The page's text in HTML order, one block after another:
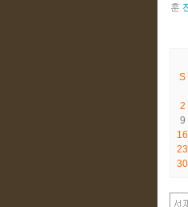
훈
S
2
9
16
23
30